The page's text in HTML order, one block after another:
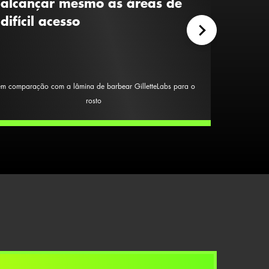
difícil acesso
comparação com a lâmina de barbear GilletteLabs para o
rosto